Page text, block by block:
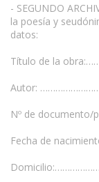
- SEGUNDO
la poesía y
datos:
Título de la
Autor:
Nº de
Fecha de